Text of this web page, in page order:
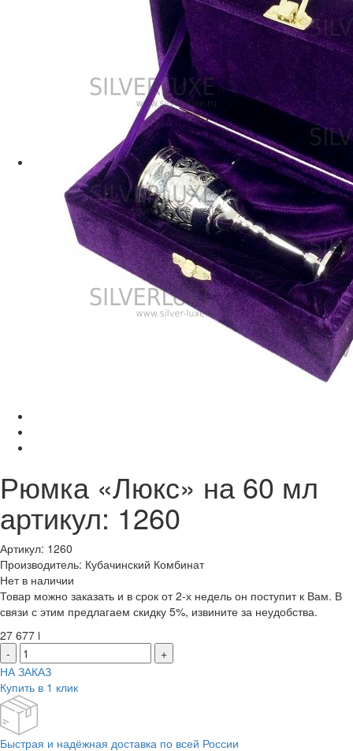
Рюмка «Люкс» на 60 мл
артикул: 1260
Артикул: 1260
Производитель: Кубачинский Комбинат
Нет в наличии
Товар можно заказать и в срок от 2-х недель он поступит к Вам. В
связи с этим предлагаем скидку 5%, извините за неудобства.
27 677 i
-
+
НА ЗАКАЗ
Купить в 1 клик
Быстрая и надёжная доставка по всей России